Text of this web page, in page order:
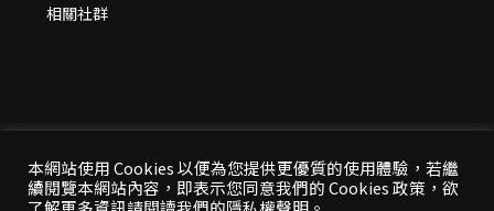
相關社群
© 2026 年聯經出版：思考，連結過去與未來
本網站使用 Cookies 以便為您提供更優質的使用體驗，若繼
續閱覽本網站內容，即表示您同意我們的 Cookies 政策，欲